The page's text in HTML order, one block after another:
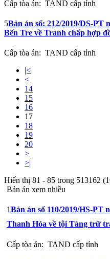
Cấp tòa án: TAND cấp tỉnh
5Bản án số: 212/2019/DS-PT
Bến Tre về Tranh chấp hợp
Cấp tòa án: TAND cấp tỉnh
|<
<
14
15
16
17
18
19
20
>
>|
Hiển thị 81 - 85 trong 513162
Bản án xem nhiều
1Bản án số 110/2019/HS-PT
Thanh Hóa về tội Tàng trữ
Cấp tòa án: TAND cấp tỉnh